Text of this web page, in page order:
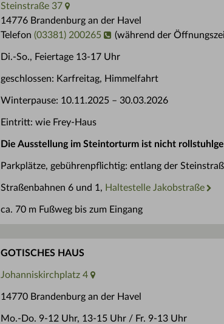
Steinstraße 37
14776 Brandenburg an der Havel
Telefon (03381) 200265 (während der
Di.-So., Feiertage 13-17 Uhr
geschlossen: Karfreitag, Himmelfahrt
Winterpause: 10.11.2025 – 30.03.2026
Eintritt: wie Frey-Haus
Die Ausstellung im Steintorturm ist nicht
Parkplätze, gebührenpflichtig: entlang der
Straßenbahnen 6 und 1, Haltestelle Jakobstraße
ca. 70 m Fußweg bis zum Eingang
GOTISCHES HAUS
Johanniskirchplatz 4
14770 Brandenburg an der Havel
Mo.-Do. 9-12 Uhr, 13-15 Uhr / Fr. 9-13 Uhr